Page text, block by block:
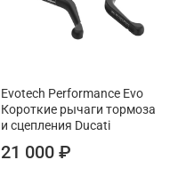
Evotech Performance Evo
Короткие рычаги тормоза
и сцепления Ducati
21 000 ₽